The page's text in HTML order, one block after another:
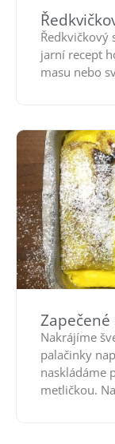
Ředkvičkový
jarní recept
masu nebo
Nakrájíme
palačinky
naskládáme
metličkou.